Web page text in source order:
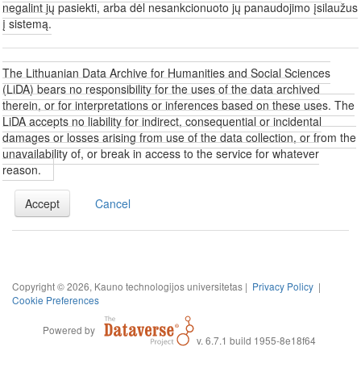
negalint jų pasiekti, arba dėl nesankcionuoto jų panaudojimo įsilaužus
į sistemą.
The Lithuanian Data Archive for Humanities and Social Sciences
(LiDA) bears no responsibility for the uses of the data archived
therein, or for interpretations or inferences based on these uses. The
LiDA accepts no liability for indirect, consequential or incidental
damages or losses arising from use of the data collection, or from the
unavailability of, or break in access to the service for whatever
reason.
Accept Cancel
Copyright © 2026, Kauno technologijos universitetas | Privacy Policy |
Cookie Preferences
Powered by
v. 6.7.1 build 1955-8e18f64